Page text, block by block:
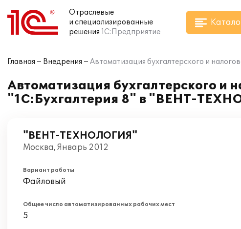
Отраслевые
и специализированные
решения 1С:Предприятие
Главная Внедрения Автоматизация бухгалтерского и
Автоматизация бухгалтерского и
"1С:Бухгалтерия 8" в "ВЕНТ-
"ВЕНТ-ТЕХНОЛОГИЯ"
Москва, Январь 2012
Вариант работы
Файловый
Общее число автоматизированных рабочих мест
5